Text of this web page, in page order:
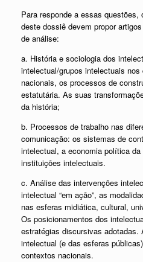
Para responde a essas
deste dossiê devem propor
de análise:
a. História e sociologia dos
intelectual/grupos intelectuais
nacionais, os processos de
estatutária. As suas
da história;
b. Processos de trabalho nas
comunicação: os sistemas de
intelectual, a economia política
instituições intelectuais.
c. Análise das intervenções
intelectual “em ação”, as
nas esferas midiática, cultural,
Os posicionamentos dos
estratégias discursivas adotadas.
intelectual (e das esferas
contextos nacionais.